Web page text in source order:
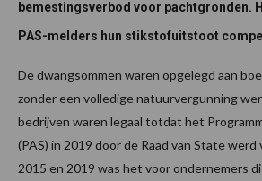
bemestingsverbod voor pachtgronden.
PAS-melders hun stikstofuitstoot
De dwangsommen waren opgelegd aan
zonder een volledige natuurvergunning
bedrijven waren legaal totdat het
(PAS) in 2019 door de Raad van State
2015 en 2019 was het voor ondernemers